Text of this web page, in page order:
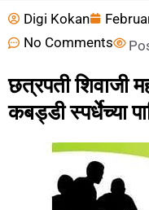
Digi Kokan
No Comments
छत्रपती शिवाजी
कबड्डी स्पर्धेच्या